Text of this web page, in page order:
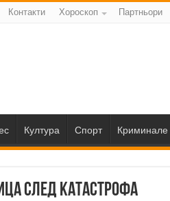
Контакти Хороскоп Партньори
Култура Спорт Криминале
след катастрофа